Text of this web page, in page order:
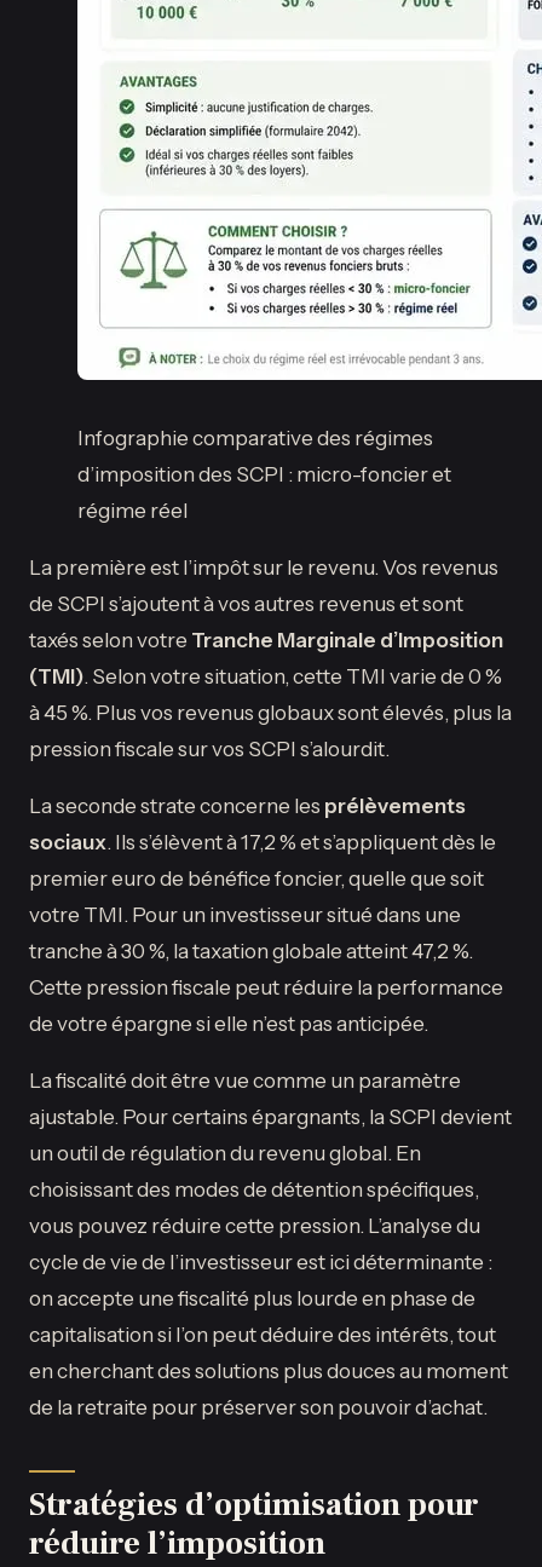
Infographie comparative des régimes
d’imposition des SCPI : micro-foncier et
régime réel
La première est l’impôt sur le revenu. Vos revenus
de SCPI s’ajoutent à vos autres revenus et sont
taxés selon votre Tranche Marginale d’Imposition
(TMI). Selon votre situation, cette TMI varie de 0 %
à 45 %. Plus vos revenus globaux sont élevés, plus la
pression fiscale sur vos SCPI s’alourdit.
La seconde strate concerne les prélèvements
sociaux. Ils s’élèvent à 17,2 % et s’appliquent dès le
premier euro de bénéfice foncier, quelle que soit
votre TMI. Pour un investisseur situé dans une
tranche à 30 %, la taxation globale atteint 47,2 %.
Cette pression fiscale peut réduire la performance
de votre épargne si elle n’est pas anticipée.
La fiscalité doit être vue comme un paramètre
ajustable. Pour certains épargnants, la SCPI devient
un outil de régulation du revenu global. En
choisissant des modes de détention spécifiques,
vous pouvez réduire cette pression. L’analyse du
cycle de vie de l’investisseur est ici déterminante :
on accepte une fiscalité plus lourde en phase de
capitalisation si l’on peut déduire des intérêts, tout
en cherchant des solutions plus douces au moment
de la retraite pour préserver son pouvoir d’achat.
Stratégies d’optimisation pour
réduire l’imposition